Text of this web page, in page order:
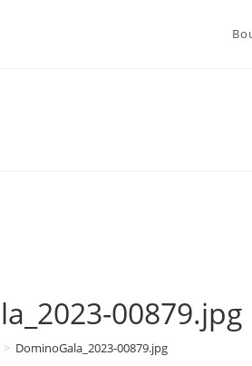
00879.jpg
> DominoGala_2023-00879.jpg